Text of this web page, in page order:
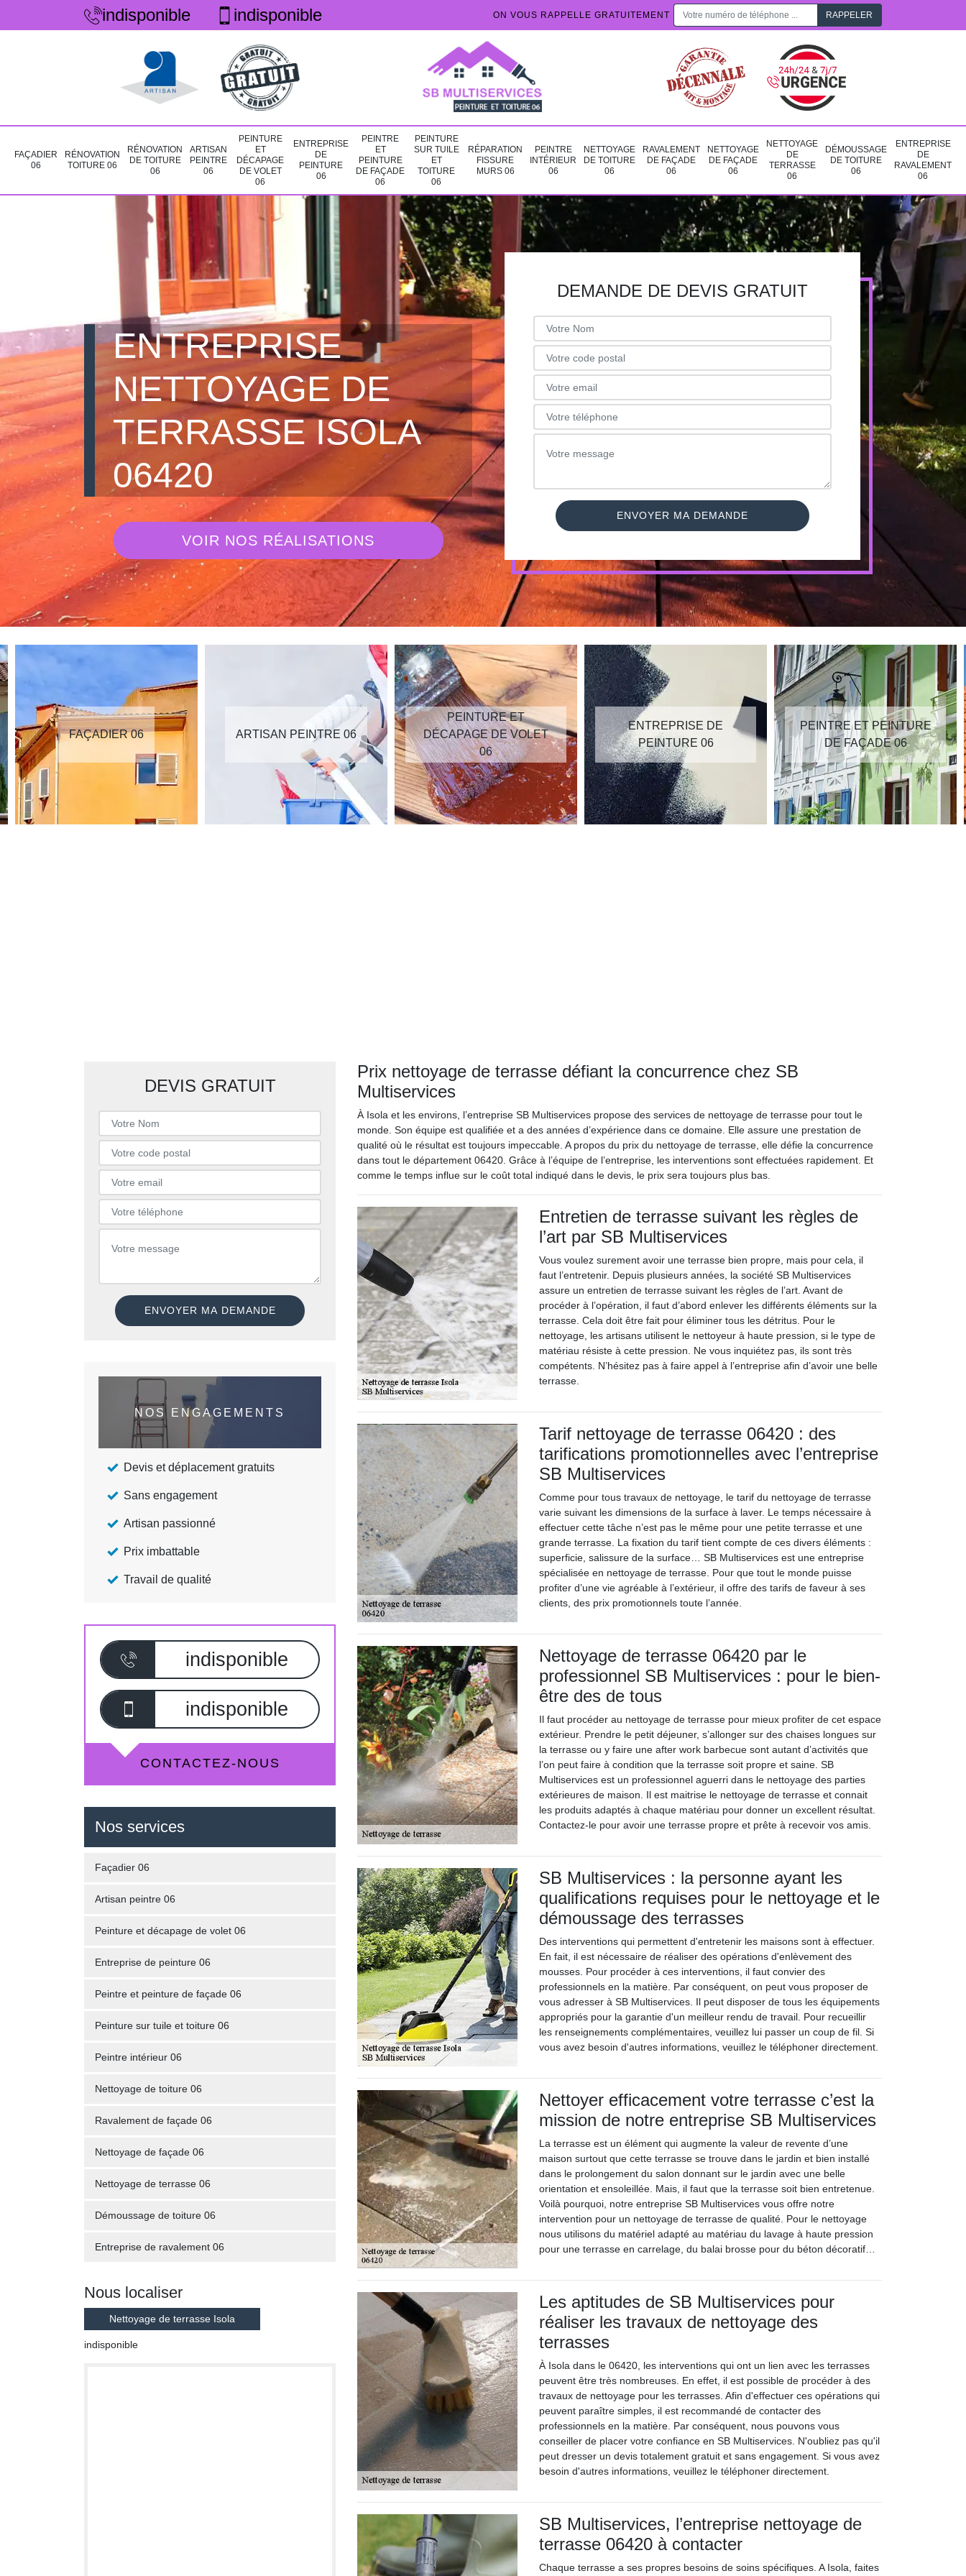
indisponible indisponible ON VOUS RAPPELLE GRATUITEMENT
FAÇADIER
06
RÉNOVATION
TOITURE 06
RÉNOVATION
DE TOITURE
06
ARTISAN
PEINTRE
06
PEINTURE
ET
DÉCAPAGE
DE VOLET
06
ENTREPRISE
DE
PEINTURE
06
PEINTRE
ET
PEINTURE
DE FAÇADE
06
PEINTURE
SUR TUILE
ET
TOITURE
06
RÉPARATION
FISSURE
MURS 06
PEINTRE
INTÉRIEUR
06
NETTOYAGE
DE TOITURE
06
RAVALEMENT
DE FAÇADE
06
NETTOYAGE
DE FAÇADE
06
NETTOYAGE
DE
TERRASSE
06
DÉMOUSSAGE
DE TOITURE
06
ENTREPRISE
DE
RAVALEMENT
06
ENTREPRISE
NETTOYAGE DE
TERRASSE ISOLA
06420
VOIR NOS RÉALISATIONS
DEMANDE DE DEVIS GRATUIT
FAÇADIER 06 ARTISAN PEINTRE 06
PEINTURE ET
DÉCAPAGE DE VOLET
06
ENTREPRISE DE
PEINTURE 06
PEINTRE ET PEINTURE
DE FAÇADE 06
DEVIS GRATUIT
NOS ENGAGEMENTS
Devis et déplacement gratuits
Sans engagement
Artisan passionné
Prix imbattable
Travail de qualité
indisponible
indisponible
CONTACTEZ-NOUS
Nos services
Façadier 06
Artisan peintre 06
Peinture et décapage de volet 06
Entreprise de peinture 06
Peintre et peinture de façade 06
Peinture sur tuile et toiture 06
Peintre intérieur 06
Nettoyage de toiture 06
Ravalement de façade 06
Nettoyage de façade 06
Nettoyage de terrasse 06
Démoussage de toiture 06
Entreprise de ravalement 06
Nous localiser
Nettoyage de terrasse Isola
indisponible
Prix nettoyage de terrasse défiant la concurrence chez SB
Multiservices
À Isola et les environs, l’entreprise SB Multiservices propose des services de nettoyage de terrasse pour tout le
monde. Son équipe est qualifiée et a des années d’expérience dans ce domaine. Elle assure une prestation de
qualité où le résultat est toujours impeccable. A propos du prix du nettoyage de terrasse, elle défie la concurrence
dans tout le département 06420. Grâce à l’équipe de l’entreprise, les interventions sont effectuées rapidement. Et
comme le temps influe sur le coût total indiqué dans le devis, le prix sera toujours plus bas.
Entretien de terrasse suivant les règles de
l’art par SB Multiservices
Vous voulez surement avoir une terrasse bien propre, mais pour cela, il
faut l’entretenir. Depuis plusieurs années, la société SB Multiservices
assure un entretien de terrasse suivant les règles de l’art. Avant de
procéder à l’opération, il faut d’abord enlever les différents éléments sur la
terrasse. Cela doit être fait pour éliminer tous les détritus. Pour le
nettoyage, les artisans utilisent le nettoyeur à haute pression, si le type de
matériau résiste à cette pression. Ne vous inquiétez pas, ils sont très
compétents. N’hésitez pas à faire appel à l’entreprise afin d’avoir une belle
terrasse.
Tarif nettoyage de terrasse 06420 : des
tarifications promotionnelles avec l’entreprise
SB Multiservices
Comme pour tous travaux de nettoyage, le tarif du nettoyage de terrasse
varie suivant les dimensions de la surface à laver. Le temps nécessaire à
effectuer cette tâche n’est pas le même pour une petite terrasse et une
grande terrasse. La fixation du tarif tient compte de ces divers éléments :
superficie, salissure de la surface… SB Multiservices est une entreprise
spécialisée en nettoyage de terrasse. Pour que tout le monde puisse
profiter d’une vie agréable à l’extérieur, il offre des tarifs de faveur à ses
clients, des prix promotionnels toute l’année.
Nettoyage de terrasse 06420 par le
professionnel SB Multiservices : pour le bien-
être des de tous
Il faut procéder au nettoyage de terrasse pour mieux profiter de cet espace
extérieur. Prendre le petit déjeuner, s’allonger sur des chaises longues sur
la terrasse ou y faire une after work barbecue sont autant d’activités que
l’on peut faire à condition que la terrasse soit propre et saine. SB
Multiservices est un professionnel aguerri dans le nettoyage des parties
extérieures de maison. Il est maitrise le nettoyage de terrasse et connait
les produits adaptés à chaque matériau pour donner un excellent résultat.
Contactez-le pour avoir une terrasse propre et prête à recevoir vos amis.
SB Multiservices : la personne ayant les
qualifications requises pour le nettoyage et le
démoussage des terrasses
Des interventions qui permettent d'entretenir les maisons sont à effectuer.
En fait, il est nécessaire de réaliser des opérations d'enlèvement des
mousses. Pour procéder à ces interventions, il faut convier des
professionnels en la matière. Par conséquent, on peut vous proposer de
vous adresser à SB Multiservices. Il peut disposer de tous les équipements
appropriés pour la garantie d'un meilleur rendu de travail. Pour recueillir
les renseignements complémentaires, veuillez lui passer un coup de fil. Si
vous avez besoin d'autres informations, veuillez le téléphoner directement.
Nettoyer efficacement votre terrasse c’est la
mission de notre entreprise SB Multiservices
La terrasse est un élément qui augmente la valeur de revente d’une
maison surtout que cette terrasse se trouve dans le jardin et bien installé
dans le prolongement du salon donnant sur le jardin avec une belle
orientation et ensoleillée. Mais, il faut que la terrasse soit bien entretenue.
Voilà pourquoi, notre entreprise SB Multiservices vous offre notre
intervention pour un nettoyage de terrasse de qualité. Pour le nettoyage
nous utilisons du matériel adapté au matériau du lavage à haute pression
pour une terrasse en carrelage, du balai brosse pour du béton décoratif…
Les aptitudes de SB Multiservices pour
réaliser les travaux de nettoyage des
terrasses
À Isola dans le 06420, les interventions qui ont un lien avec les terrasses
peuvent être très nombreuses. En effet, il est possible de procéder à des
travaux de nettoyage pour les terrasses. Afin d'effectuer ces opérations qui
peuvent paraître simples, il est recommandé de contacter des
professionnels en la matière. Par conséquent, nous pouvons vous
conseiller de placer votre confiance en SB Multiservices. N'oubliez pas qu'il
peut dresser un devis totalement gratuit et sans engagement. Si vous avez
besoin d'autres informations, veuillez le téléphoner directement.
SB Multiservices, l’entreprise nettoyage de
terrasse 06420 à contacter
Chaque terrasse a ses propres besoins de soins spécifiques. A Isola, faites